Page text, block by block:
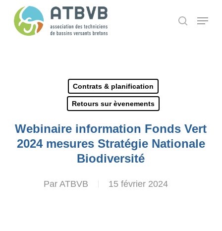
search
Menu
Contrats & planification
Retours sur èvenements
Webinaire information Fonds Vert
2024 mesures Stratégie Nationale
Biodiversité
Par ATBVB 15 février 2024
Panneau de gestion des cookies